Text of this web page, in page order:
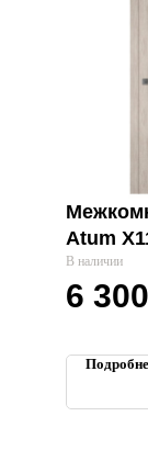
Atum
"VFD"
В наличии
6 300